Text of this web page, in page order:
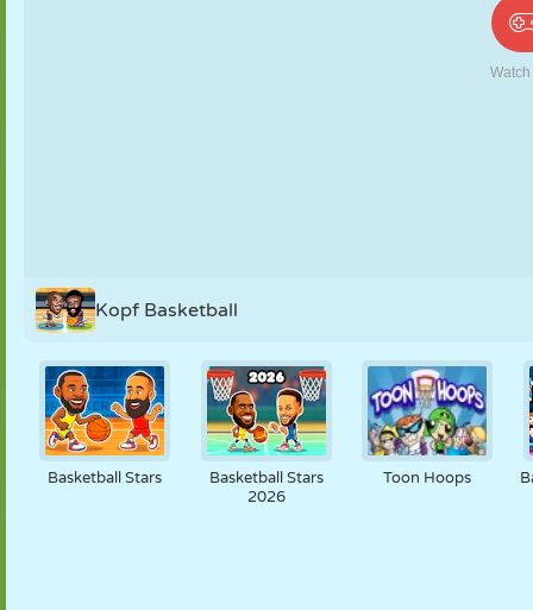
Kopf Basketball
Basketball Stars
Basketball Stars
2026
Toon Hoops